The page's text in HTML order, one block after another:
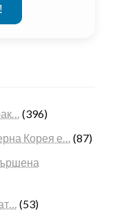
(396)
Корея е… (87)
(53)